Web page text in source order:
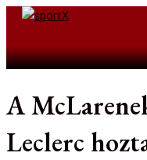
Skip
A
Leclerc